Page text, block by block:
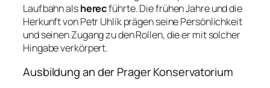
Laufbahn alsherecführte. Die frühen Jahre und die
Herkunft von Petr Uhlík prägen seine Persönlichkeit
und seinen Zugang zu den Rollen, die er mit solcher
Hingabe verkörpert.
Ausbildung an der Prager Konservatorium